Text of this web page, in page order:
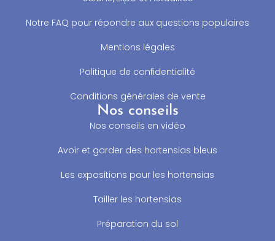
Notre FAQ pour répondre aux questions populaires
Mentions légales
Politique de confidentialité
Conditions générales de vente
Nos conseils
Nos conseils en vidéo
Avoir et garder des hortensias bleus
Les expositions pour les hortensias
Tailler les hortensias
Préparation du sol